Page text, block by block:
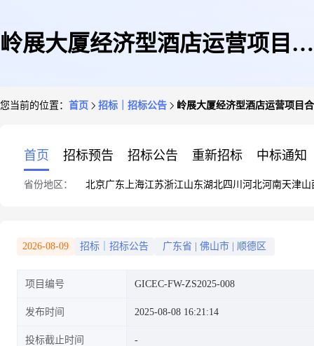
岭展大厦经济型酒店运营项目合
您当前的位置： 首页 招标｜招标公告 岭展大厦经济型酒店运营项目
首页 招标预告 招标公告 重新招标 中标通知
省份地区： 北京广东 上海江苏浙江山东湖北四川 河北河南天津山
2026-08-09 招标｜招标公告 广东省 佛山市 顺德区
项目编号 GICEC-FW-ZS2025-008
发布时间 2025-08-08 16:21:14
投标截止时间